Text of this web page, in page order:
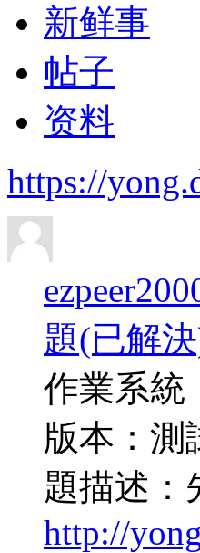
新鲜事
帖子
资料
https://
題(已解
作業系統
版本：測
題描述：
http://